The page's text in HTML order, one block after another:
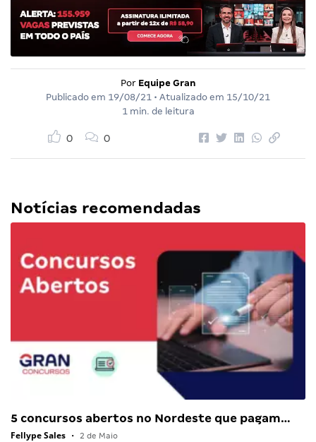
Por Equipe Gran
Publicado em 19/08/21 • Atualizado em 15/10/21
1 min. de leitura
0 0
Notícias recomendadas
5 concursos abertos no Nordeste que pagam…
Fellype Sales • 2 de Maio